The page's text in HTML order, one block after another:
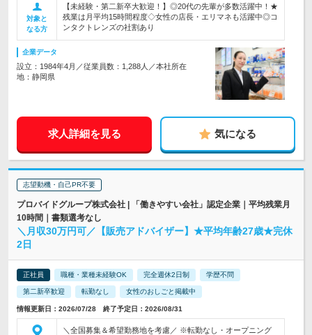
対象と
なる方
【未経験・第二新卒大歓迎！】◎20代の先輩が多数活躍中！★
残業は月平均15時間程度◇女性の店長・エリマネも活躍中◎コ
ンタクトレンズの社割あり
企業データ
設立：1984年4月／従業員数：1,288人／本社所在
地：静岡県
求人詳細を見る 気になる
志望動機・自己PR不要
プロバイドグループ株式会社 | 「働きやすい会社」認定企業｜平均残業月
10時間｜書類選考なし
＼月収30万円可／【販売アドバイザー】★平均年齢27歳★完休
2日
正社員 職種・業種未経験OK 完全週休2日制 学歴不問
第二新卒歓迎 転勤なし 女性のおしごと掲載中
情報更新日：2026/07/28 終了予定日：2026/08/31
＼全国募集＆希望勤務地を考慮／ ※転勤なし・オープニング